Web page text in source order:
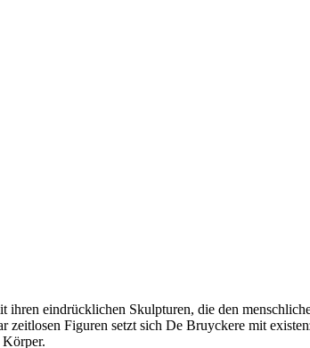
eindrücklichen Skulpturen, die den
zeitlosen Figuren setzt sich De Bruyckere mit